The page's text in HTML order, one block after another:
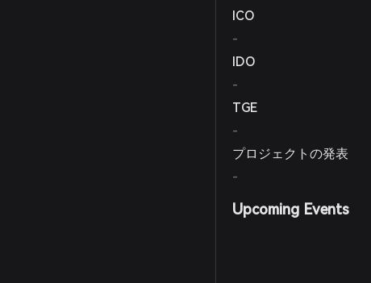
ICO
-
IDO
-
TGE
-
プロジェクトの発表
-
Upcoming Events